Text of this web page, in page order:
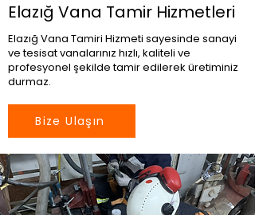
Elazığ Vana Tamir Hizmetleri
Elazığ Vana Tamiri Hizmeti sayesinde sanayi
ve tesisat vanalarınız hızlı, kaliteli ve
profesyonel şekilde tamir edilerek üretiminiz
durmaz.
Bize Ulaşın